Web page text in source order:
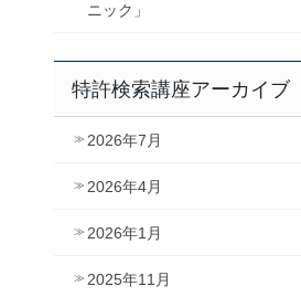
ニック」
特許検索講座アーカイブ
2026年7月
2026年4月
2026年1月
2025年11月